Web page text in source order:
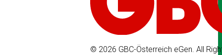
© 2026 GBC-Österreich eGen. All